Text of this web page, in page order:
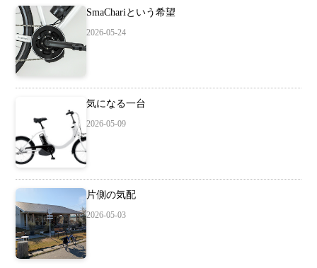
SmaChariという希望
2026-05-24
気になる一台
2026-05-09
片側の気配
2026-05-03